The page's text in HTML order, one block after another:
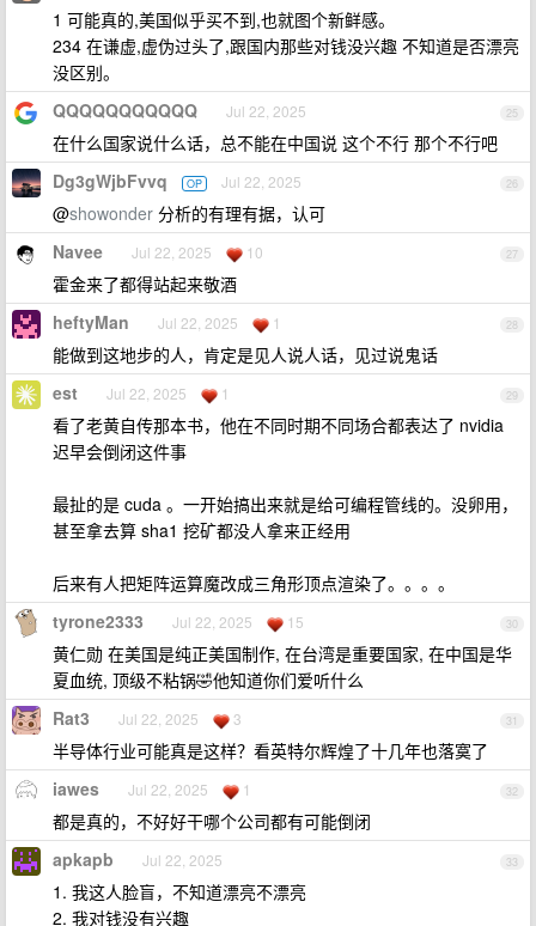
1 可能真的,美国似乎买不到,也就图个新鲜感。
234 在谦虚,虚伪过头了,跟国内那些对钱没兴趣 不知道是否漂亮
没区别。
25
QQQQQQQQQQQ Jul 22, 2025
在什么国家说什么话，总不能在中国说 这个不行 那个不行吧
26
Dg3gWjbFvvq OP Jul 22, 2025
@showonder 分析的有理有据，认可
27
Navee Jul 22, 2025 10
霍金来了都得站起来敬酒
28
heftyMan Jul 22, 2025 1
能做到这地步的人，肯定是见人说人话，见过说鬼话
29
est Jul 22, 2025 1
看了老黄自传那本书，他在不同时期不同场合都表达了 nvidia
迟早会倒闭这件事
最扯的是 cuda 。一开始搞出来就是给可编程管线的。没卵用，
甚至拿去算 sha1 挖矿都没人拿来正经用
后来有人把矩阵运算魔改成三角形顶点渲染了。。。。
30
tyrone2333 Jul 22, 2025 15
黄仁勋 在美国是纯正美国制作, 在台湾是重要国家, 在中国是华
夏血统, 顶级不粘锅🤣他知道你们爱听什么
31
Rat3 Jul 22, 2025 3
半导体行业可能真是这样？看英特尔辉煌了十几年也落寞了
32
iawes Jul 22, 2025 1
都是真的，不好好干哪个公司都有可能倒闭
33
apkapb Jul 22, 2025
1. 我这人脸盲，不知道漂亮不漂亮
2. 我对钱没有兴趣